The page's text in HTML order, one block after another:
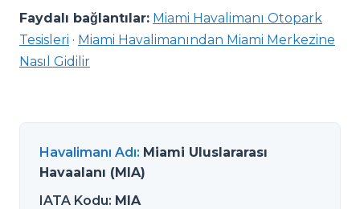
Faydalı bağlantılar: Miami Havalimanı Otopark
Tesisleri · Miami Havalimanından Miami Merkezine
Nasıl Gidilir
Havalimanı Adı: Miami Uluslararası
Havaalanı (MIA)
IATA Kodu: MIA